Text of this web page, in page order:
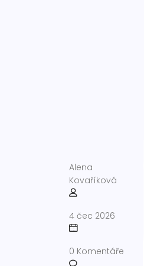
Alena
Kovaříková
4 čec 2026
0 Komentáře